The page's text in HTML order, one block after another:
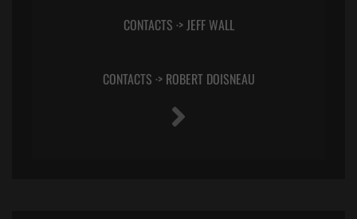
CONTACTS ·> JEFF WALL
CONTACTS ·> ROBERT DOISNEAU